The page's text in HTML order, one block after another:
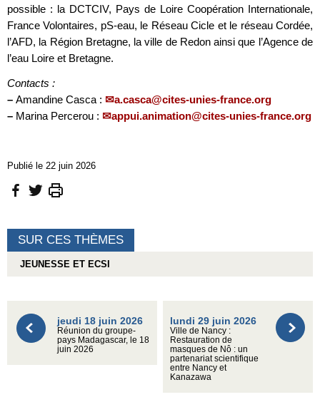
possible : la DCTCIV, Pays de Loire Coopération Internationale,
France Volontaires, pS-eau, le Réseau Cicle et le réseau Cordée,
l’AFD, la Région Bretagne, la ville de Redon ainsi que l’Agence de
l’eau Loire et Bretagne.
Contacts :
– Amandine Casca :
a.casca@cites-unies-france.org
– Marina Percerou : appui.animation@cites-unies-france.org
Publié le 22 juin 2026
SUR CES THÈMES
JEUNESSE ET ECSI
jeudi 18 juin 2026
Réunion du groupe-
pays Madagascar, le 18
juin 2026
lundi 29 juin 2026
Ville de Nancy :
Restauration de
masques de Nô : un
partenariat scientifique
entre Nancy et
Kanazawa